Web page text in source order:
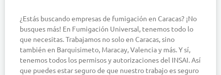
¿Estás buscando empresas de fumigación en Caracas? ¡No
busques más! En Fumigación Universal, tenemos todo lo
que necesitas. Trabajamos no solo en Caracas, sino
también en Barquisimeto, Maracay, Valencia y más. Y sí,
tenemos todos los permisos y autorizaciones del INSAI. Así
que puedes estar seguro de que nuestro trabajo es seguro